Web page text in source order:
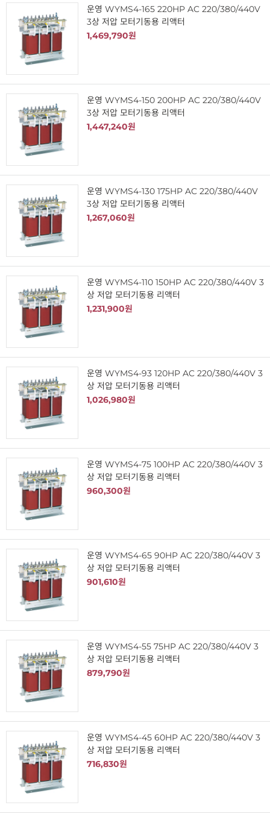
운영 WYMS4-165 220HP AC 220/380/440V
3상 저압 모터기동용 리액터
1,469,790원
운영 WYMS4-150 200HP AC 220/380/440V
3상 저압 모터기동용 리액터
1,447,240원
운영 WYMS4-130 175HP AC 220/380/440V
3상 저압 모터기동용 리액터
1,267,060원
운영 WYMS4-110 150HP AC 220/380/440V 3
상 저압 모터기동용 리액터
1,231,900원
운영 WYMS4-93 120HP AC 220/380/440V 3
상 저압 모터기동용 리액터
1,026,980원
운영 WYMS4-75 100HP AC 220/380/440V 3
상 저압 모터기동용 리액터
960,300원
운영 WYMS4-65 90HP AC 220/380/440V 3
상 저압 모터기동용 리액터
901,610원
운영 WYMS4-55 75HP AC 220/380/440V 3
상 저압 모터기동용 리액터
879,790원
운영 WYMS4-45 60HP AC 220/380/440V 3
상 저압 모터기동용 리액터
716,830원